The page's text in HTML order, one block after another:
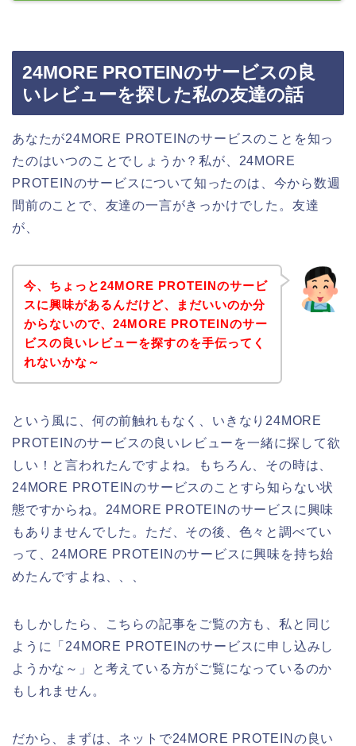
24MORE PROTEINのサービスの良
いレビューを探した私の友達の話
あなたが24MORE PROTEINのサービスのことを知っ
たのはいつのことでしょうか？私が、24MORE
PROTEINのサービスについて知ったのは、今から数週
間前のことで、友達の一言がきっかけでした。友達
が、
今、ちょっと24MORE PROTEINのサービ
スに興味があるんだけど、まだいいのか分
からないので、24MORE PROTEINのサー
ビスの良いレビューを探すのを手伝ってく
れないかな～
という風に、何の前触れもなく、いきなり24MORE
PROTEINのサービスの良いレビューを一緒に探して欲
しい！と言われたんですよね。もちろん、その時は、
24MORE PROTEINのサービスのことすら知らない状
態ですからね。24MORE PROTEINのサービスに興味
もありませんでした。ただ、その後、色々と調べてい
って、24MORE PROTEINのサービスに興味を持ち始
めたんですよね、、、
もしかしたら、こちらの記事をご覧の方も、私と同じ
ように「24MORE PROTEINのサービスに申し込みし
ようかな～」と考えている方がご覧になっているのか
もしれません。
だから、まずは、ネットで24MORE PROTEINの良い